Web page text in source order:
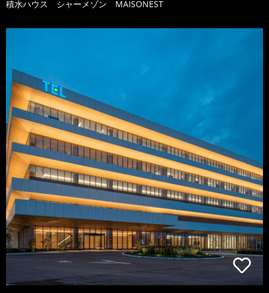
積水ハウス シャーメゾン MAISONEST